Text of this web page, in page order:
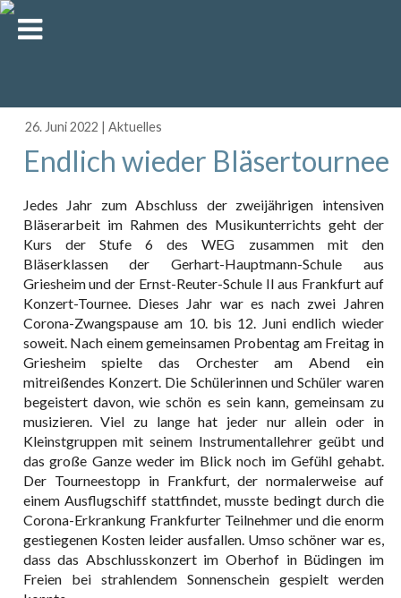
26. Juni 2022 |Aktuelles
Endlich wieder Bläsertournee
Jedes Jahr zum Abschluss der zweijährigen intensiven
Bläserarbeit im Rahmen des Musikunterrichts geht der
Kurs der Stufe 6 des WEG zusammen mit den
Bläserklassen der Gerhart-Hauptmann-Schule aus
Griesheim und der Ernst-Reuter-Schule II aus Frankfurt auf
Konzert-Tournee. Dieses Jahr war es nach zwei Jahren
Corona-Zwangspause am 10. bis 12. Juni endlich wieder
soweit. Nach einem gemeinsamen Probentag am Freitag in
Griesheim spielte das Orchester am Abend ein
mitreißendes Konzert. Die Schülerinnen und Schüler waren
begeistert davon, wie schön es sein kann, gemeinsam zu
musizieren. Viel zu lange hat jeder nur allein oder in
Kleinstgruppen mit seinem Instrumentallehrer geübt und
das große Ganze weder im Blick noch im Gefühl gehabt.
Der Tourneestopp in Frankfurt, der normalerweise auf
einem Ausflugschiff stattfindet, musste bedingt durch die
Corona-Erkrankung Frankfurter Teilnehmer und die enorm
gestiegenen Kosten leider ausfallen. Umso schöner war es,
dass das Abschlusskonzert im Oberhof in Büdingen im
Freien bei strahlendem Sonnenschein gespielt werden